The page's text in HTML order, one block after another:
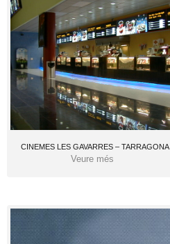
CINEMES LES GAVARRES – TARRAGONA
Veure més